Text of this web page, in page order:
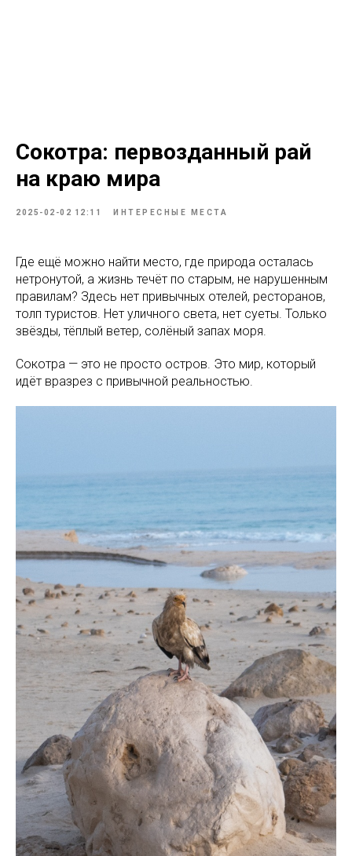
Сокотра: первозданный рай
на краю мира
2025-02-02 12:11 ИНТЕРЕСНЫЕ МЕСТА
Где ещё можно найти место, где природа осталась
нетронутой, а жизнь течёт по старым, не нарушенным
правилам? Здесь нет привычных отелей, ресторанов,
толп туристов. Нет уличного света, нет суеты. Только
звёзды, тёплый ветер, солёный запах моря.
Сокотра — это не просто остров. Это мир, который
идёт вразрез с привычной реальностью.